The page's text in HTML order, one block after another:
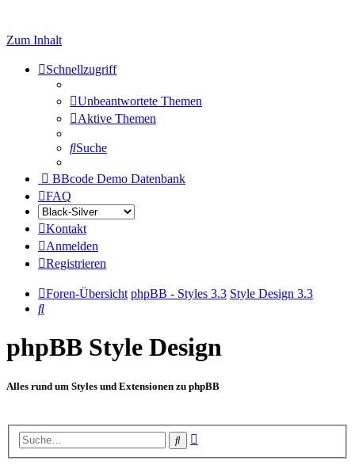
Zum Inhalt
Schnellzugriff
Unbeantwortete Themen
Aktive Themen
Suche
BBcode Demo Datenbank
FAQ
Kontakt
Anmelden
Registrieren
Foren-Übersicht phpBB - Styles 3.3 Style Design 3.3
Suche
phpBB Style Design
Alles rund um Styles und Extensionen zu phpBB
Suche